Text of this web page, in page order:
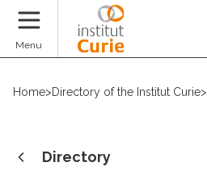
Menu
Home>Directory of the Institut Curie>
Directory